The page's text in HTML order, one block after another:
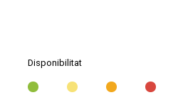
Disponibilitat